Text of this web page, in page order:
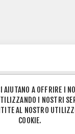
AIUTANO A OFFRIRE I
I NOSTRI
AL NOSTRO
COOKIE.